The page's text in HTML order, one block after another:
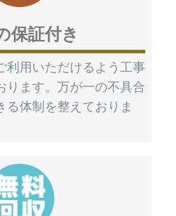
保証付き
利用いただけるよう工事
ります。万が一の不具合
る体制を整えておりま